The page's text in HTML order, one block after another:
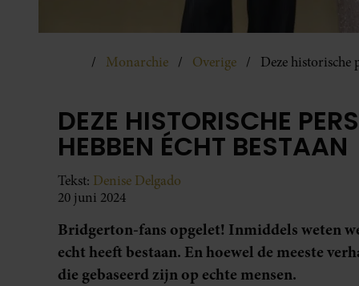
Monarchie Overige Deze historische
DEZE HISTORISCHE
HEBBEN ÉCHT BESTAAN
Tekst: Denise Delgado
20 juni 2024
Bridgerton-fans opgelet! Inmiddels weten
echt heeft bestaan. En hoewel de meeste
die gebaseerd zijn op echte mensen.